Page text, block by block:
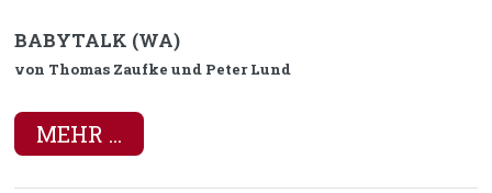
BABYTALK (WA)
von Thomas Zaufke und Peter Lund
MEHR ...